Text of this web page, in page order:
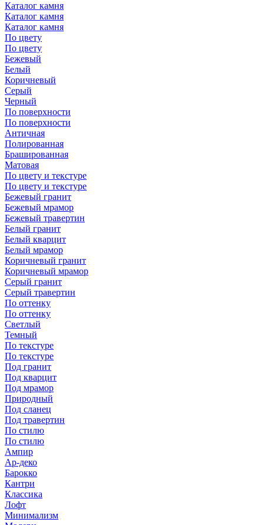
Каталог камня
Каталог камня
Каталог камня
По цвету
По цвету
Бежевый
Белый
Коричневый
Серый
Черный
По поверхности
По поверхности
Античная
Полированная
Брашированная
Матовая
По цвету и текстуре
По цвету и текстуре
Бежевый гранит
Бежевый мрамор
Бежевый травертин
Белый гранит
Белый кварцит
Белый мрамор
Коричневый гранит
Коричневый мрамор
Серый гранит
Серый травертин
По оттенку
По оттенку
Светлый
Темный
По текстуре
По текстуре
Под гранит
Под кварцит
Под мрамор
Природный
Под сланец
Под травертин
По стилю
По стилю
Ампир
Ар-деко
Барокко
Кантри
Классика
Лофт
Минимализм